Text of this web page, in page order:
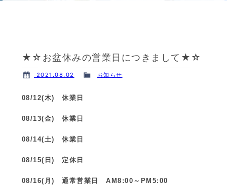
お問い合わせ
★☆お盆休みの営業日につきまして★☆
2021.08.02 お知らせ
08/12(木) 休業日
08/13(金) 休業日
08/14(土) 休業日
08/15(日) 定休日
08/16(月) 通常営業日 AM8:00～PM5:00